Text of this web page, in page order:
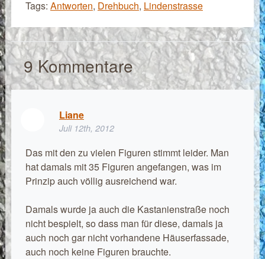
Tags: Antworten, Drehbuch, Lindenstrasse
9Kommentare
Liane
Juli 12th, 2012
Das mit den zu vielen Figuren stimmt leider. Man
hat damals mit 35 Figuren angefangen, was im
Prinzip auch völlig ausreichend war.
Damals wurde ja auch die Kastanienstraße noch
nicht bespielt, so dass man für diese, damals ja
auch noch gar nicht vorhandene Häuserfassade,
auch noch keine Figuren brauchte.